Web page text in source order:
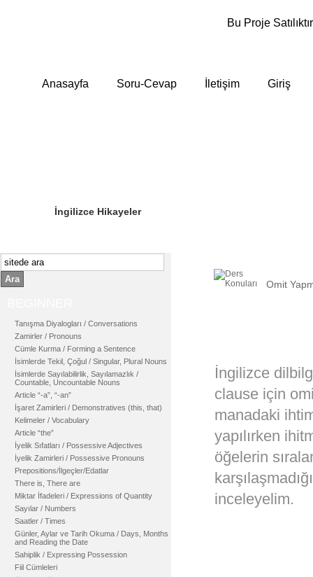
Bu Proje
Anasayfa Soru-Cevap İletişim Giriş
İngilizce Hikayeler
Ara
Tanışma Diyalogları / Conversations
Zamirler / Pronouns
Cümle Kurma / Forming a Sentence
İsimlerde Tekil, Çoğul / Singular, Plural Nouns
İsimlerde Sayılabilirlik, Sayılamazlık /
Countable, Uncountable Nouns
Article “-a”, “-an”
İşaret Zamirleri / Demonstratives (this, that)
Kelimeler / Vocabulary
Article “the”
İyelik Sıfatları / Possessive Adjectives
İyelik Zamirleri / Possessive Pronouns
Prepositions/İlgeçler/Edatlar
There is, There are
Miktar İfadeleri / Expressions of Quantity
Sayılar / Numbers
Saatler / Times
Günler, Aylar ve Tarih Okuma / Days, Months
and Reading the Date
Sahiplik / Expressing Possession
Fiil Cümleleri
Omit
İngilizce
clause için
manadaki
yapılırken
öğelerin
inceleyelim.